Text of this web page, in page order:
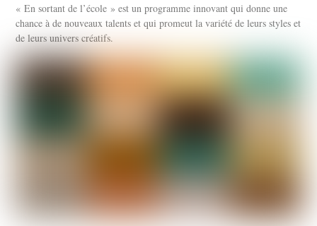
« En sortant de l’école » est un programme innovant qui donne une
chance à de nouveaux talents et qui promeut la variété de leurs styles et
de leurs univers créatifs.